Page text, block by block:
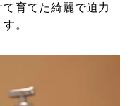
育てた綺麗で迫力
。